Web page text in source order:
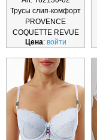
Трусы слип-комфорт
PROVENCE
COQUETTE REVUE
Т62130-02
Цена: войти